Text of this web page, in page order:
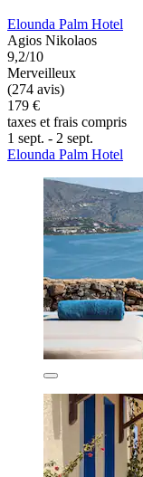
Elounda Palm Hotel
Agios Nikolaos
9,2/10
Merveilleux
(274 avis)
179 €
taxes et frais compris
1 sept. - 2 sept.
Elounda Palm Hotel